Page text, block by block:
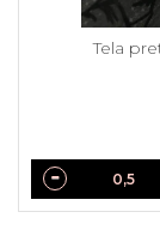
Tela